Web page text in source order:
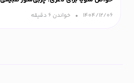
۱۴۰۴/۱۲/۰۶ خواندن ۶ دقیقه‌